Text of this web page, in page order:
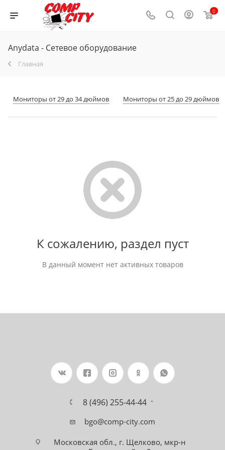
0
Anydata - Сетевое оборудование
Главная
Мониторы от 29 до 34 дюймов Мониторы от 25 до 29 дюймов
К сожалению, раздел пуст
В данный момент нет активных товаров
8 (496) 255-44-44
bgo@comp-city.com
Московская обл., г. Щелково, мкр-н